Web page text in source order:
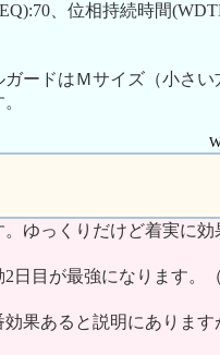
、位相持続時間
ードはＭサイズ（小さ
ゆっくりだけど着実に
日目が最強になります。
果あると説明にありま